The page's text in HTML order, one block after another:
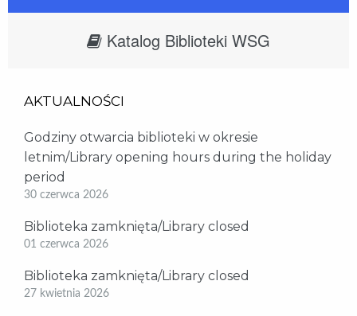
Katalog Biblioteki WSG
AKTUALNOŚCI
Godziny otwarcia biblioteki w okresie
letnim/Library opening hours during the holiday
period
30 czerwca 2026
Biblioteka zamknięta/Library closed
01 czerwca 2026
Biblioteka zamknięta/Library closed
27 kwietnia 2026